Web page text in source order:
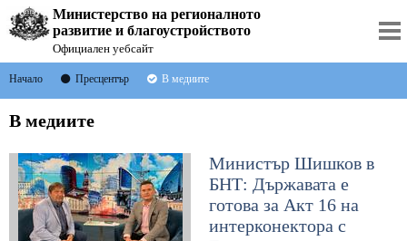
Министерство на регионалното
развитие и благоустройството
Официален уебсайт
Начало Пресцентър В медиите
В медиите
Министър Шишков в
БНТ: Държавата е
готова за Акт 16 на
интерконектора с